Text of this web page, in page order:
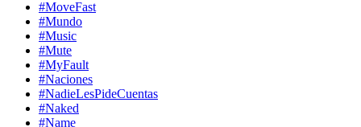
#MoveFast
#Mundo
#Music
#Mute
#MyFault
#Naciones
#NadieLesPideCuentas
#Naked
#Name